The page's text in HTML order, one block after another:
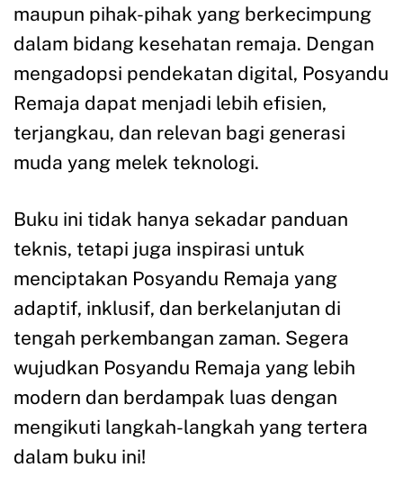
maupun pihak-pihak yang berkecimpung
dalam bidang kesehatan remaja. Dengan
mengadopsi pendekatan digital, Posyandu
Remaja dapat menjadi lebih efisien,
terjangkau, dan relevan bagi generasi
muda yang melek teknologi.
Buku ini tidak hanya sekadar panduan
teknis, tetapi juga inspirasi untuk
menciptakan Posyandu Remaja yang
adaptif, inklusif, dan berkelanjutan di
tengah perkembangan zaman. Segera
wujudkan Posyandu Remaja yang lebih
modern dan berdampak luas dengan
mengikuti langkah-langkah yang tertera
dalam buku ini!